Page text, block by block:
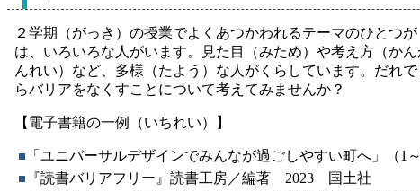
２学期（がっき）の授業でよくあつかわれるテーマのひとつ
は、いろいろな人がいます。見た目（みため）や考え方（か
んれい）など、多様（たよう）な人がくらしています。だれ
らバリアをなくすことについて考えてみませんか？
【電子書籍の一例（いちれい）】
「ユニバーサルデザインでみんなが過ごしやすい町へ」
『読書バリアフリー』読書工房／編著 2023 国土社